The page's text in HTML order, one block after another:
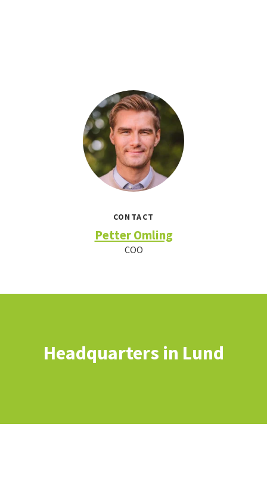
CONTACT
Petter Omling
COO
Headquarters in Lund